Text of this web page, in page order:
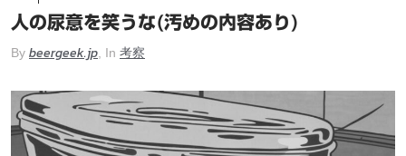
人の尿意を笑うな(汚めの内容あり)
By beergeek.jp , In 考察